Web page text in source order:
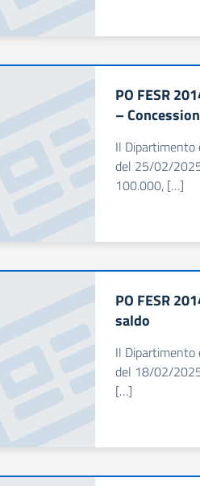
PO FESR
–
Il Dipartimento
del 25/02/
100.000, […]
PO FESR
saldo
Il Dipartimento
del 18/02/
[…]